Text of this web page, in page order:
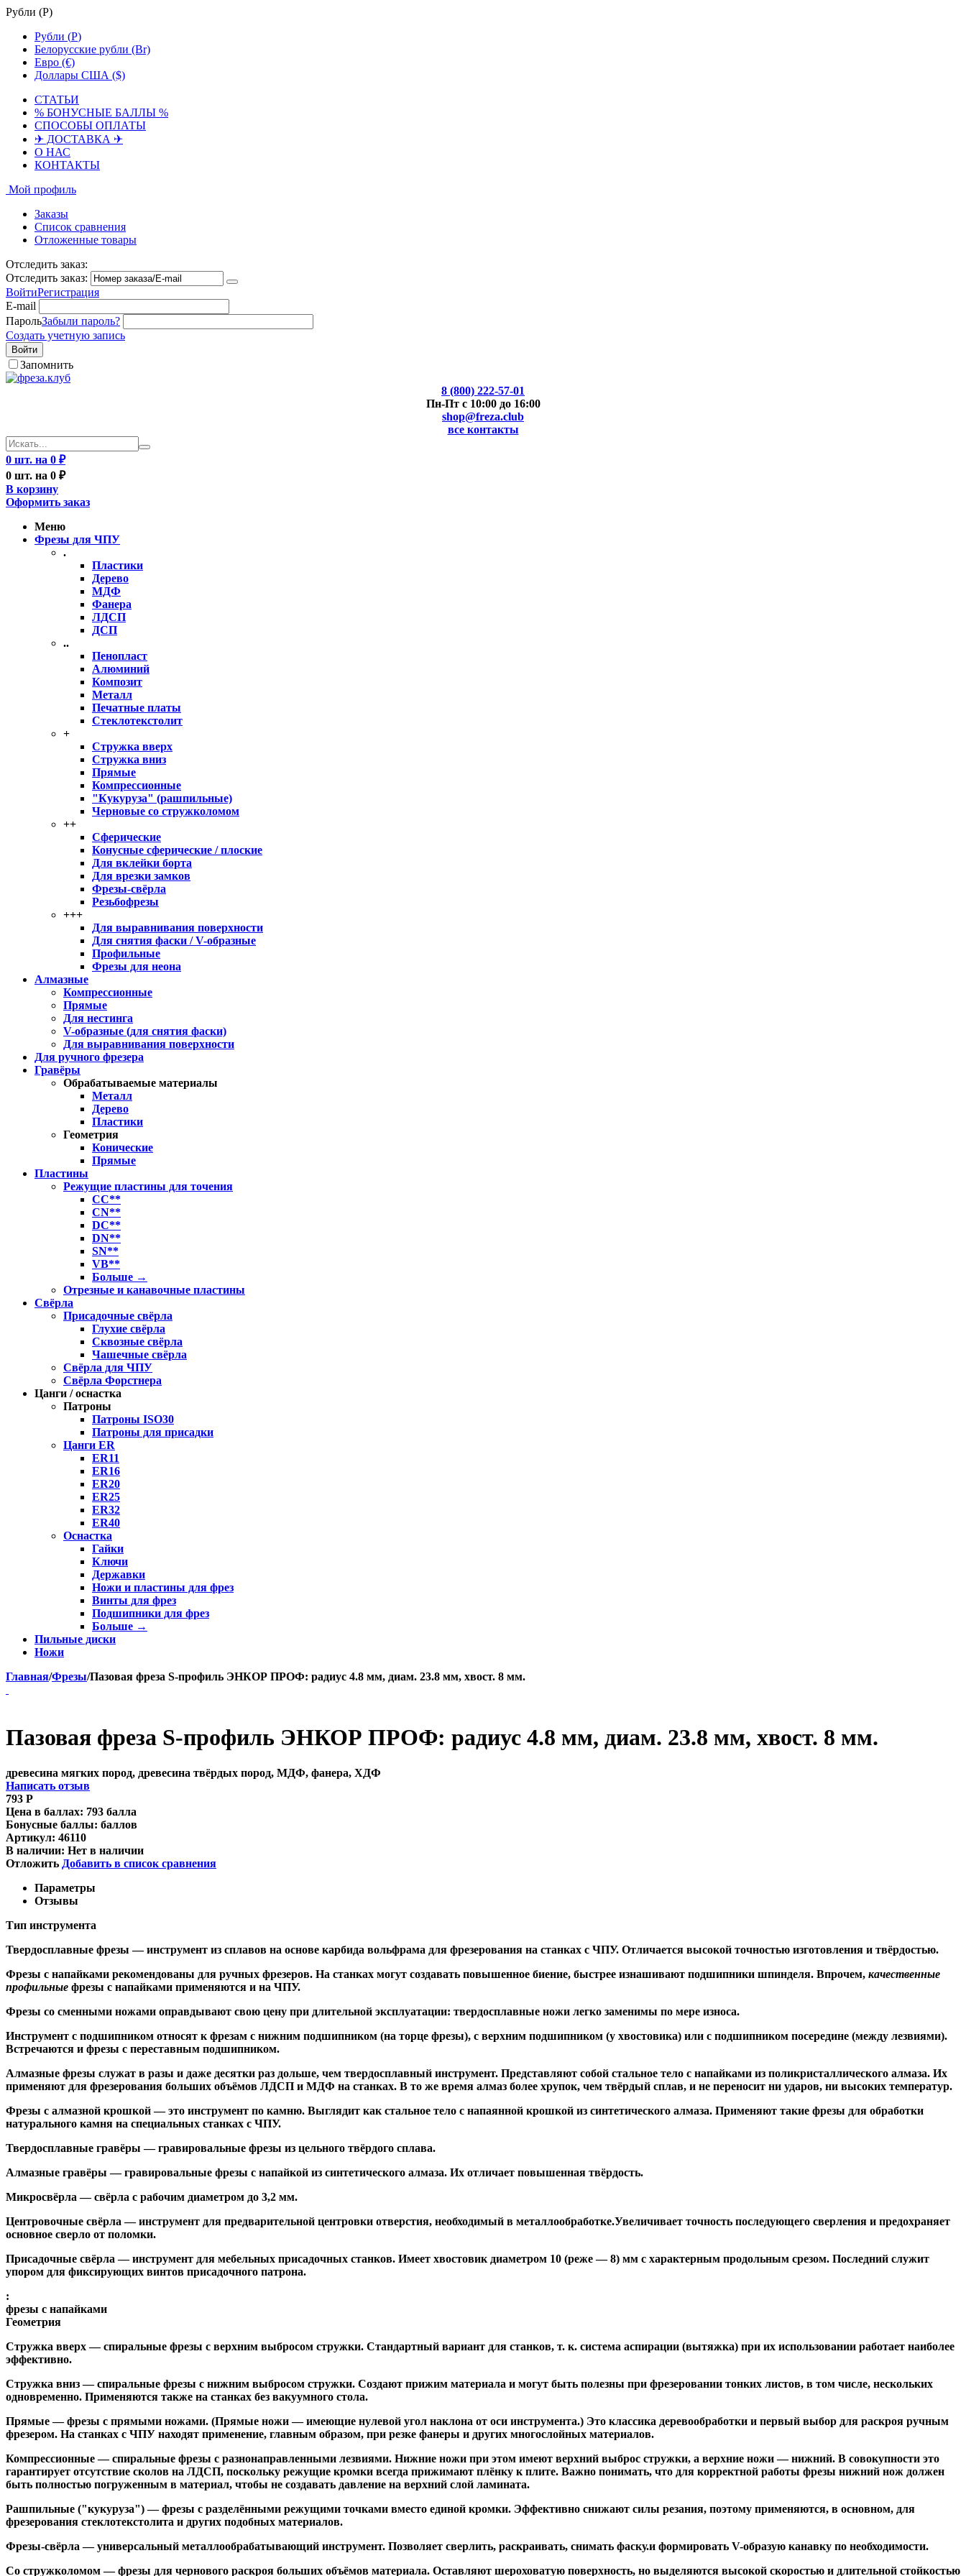
Рубли (Р)
Рубли (Р)
Белорусские рубли (Br)
Евро (€)
Доллары США ($)
СТАТЬИ
% БОНУСНЫЕ БАЛЛЫ %
СПОСОБЫ ОПЛАТЫ
✈ ДОСТАВКА ✈
О НАС
КОНТАКТЫ
Мой профиль
Заказы
Список сравнения
Отложенные товары
Отследить заказ:
Отследить заказ:
ВойтиРегистрация
E-mail
ПарольЗабыли пароль?
Создать учетную запись
Войти
Запомнить
8 (800) 222-57-01
Пн-Пт с 10:00 до 16:00
shop@freza.club
все контакты
0 шт. на 0 ₽
0 шт. на 0 ₽
В корзину
Оформить заказ
Меню
Фрезы для ЧПУ
.
Пластики
Дерево
МДФ
Фанера
ЛДСП
ДСП
..
Пенопласт
Алюминий
Композит
Металл
Печатные платы
Стеклотекстолит
+
Стружка вверх
Стружка вниз
Прямые
Компрессионные
"Кукуруза" (рашпильные)
Черновые со стружколомом
++
Сферические
Конусные сферические / плоские
Для вклейки борта
Для врезки замков
Фрезы-свёрла
Резьбофрезы
+++
Для выравнивания поверхности
Для снятия фаски / V-образные
Профильные
Фрезы для неона
Алмазные
Компрессионные
Прямые
Для нестинга
V-образные (для снятия фаски)
Для выравнивания поверхности
Для ручного фрезера
Гравёры
Обрабатываемые материалы
Металл
Дерево
Пластики
Геометрия
Конические
Прямые
Пластины
Режущие пластины для точения
CC**
CN**
DC**
DN**
SN**
VB**
Больше →
Отрезные и канавочные пластины
Свёрла
Присадочные свёрла
Глухие свёрла
Сквозные свёрла
Чашечные свёрла
Свёрла для ЧПУ
Свёрла Форстнера
Цанги / оснастка
Патроны
Патроны ISO30
Патроны для присадки
Цанги ER
ER11
ER16
ER20
ER25
ER32
ER40
Оснастка
Гайки
Ключи
Державки
Ножи и пластины для фрез
Винты для фрез
Подшипники для фрез
Больше →
Пильные диски
Ножи
Главная/Фрезы/Пазовая фреза S-профиль ЭНКОР ПРОФ: радиус 4.8 мм, диам. 23.8 мм, хвост. 8 мм.
Пазовая фреза S-профиль ЭНКОР ПРОФ: радиус 4.8 мм, диам. 23.8 мм, хвост. 8 мм.
древесина мягких пород, древесина твёрдых пород, МДФ, фанера, ХДФ
Написать отзыв
793 Р
Цена в баллах: 793 балла
Бонусные баллы: баллов
Артикул: 46110
В наличии: Нет в наличии
Отложить Добавить в список сравнения
Параметры
Отзывы
Тип инструмента
Твердосплавные фрезы — инструмент из сплавов на основе карбида вольфрама для фрезерования на станках с ЧПУ. Отличается высокой точностью изготовления и твёрдостью.
Фрезы с напайками рекомендованы для ручных фрезеров. На станках могут создавать повышенное биение, быстрее изнашивают подшипники шпинделя. Впрочем, качественные
профильные фрезы с напайками применяются и на ЧПУ.
Фрезы со сменными ножами оправдывают свою цену при длительной эксплуатации: твердосплавные ножи легко заменимы по мере износа.
Инструмент с подшипником относят к фрезам с нижним подшипником (на торце фрезы), с верхним подшипником (у хвостовика) или с подшипником посередине (между лезвиями).
Встречаются и фрезы с переставным подшипником.
Алмазные фрезы служат в разы и даже десятки раз дольше, чем твердосплавный инструмент. Представляют собой стальное тело с напайками из поликристаллического алмаза. Их
применяют для фрезерования больших объёмов ЛДСП и МДФ на станках. В то же время алмаз более хрупок, чем твёрдый сплав, и не переносит ни ударов, ни высоких температур.
Фрезы с алмазной крошкой— это инструмент по камню. Выглядит как стальное тело с напаянной крошкой из синтетического алмаза. Применяют такие фрезы для обработки
натурального камня на специальных станках с ЧПУ.
Твердосплавные гравёры — гравировальные фрезы из цельного твёрдого сплава.
Алмазные гравёры — гравировальные фрезы с напайкой из синтетического алмаза. Их отличает повышенная твёрдость.
Микросвёрла — свёрла с рабочим диаметром до 3,2 мм.
Центровочные свёрла — инструмент для предварительной центровки отверстия, необходимый в металлообработке.Увеличивает точность последующего сверления и предохраняет
основное сверло от поломки.
Присадочные свёрла — инструмент для мебельных присадочных станков. Имеет хвостовик диаметром 10 (реже — 8) мм с характерным продольным срезом. Последний служит
упором для фиксирующих винтов присадочного патрона.
:
фрезы с напайками
Геометрия
Стружка вверх— спиральные фрезы с верхним выбросом стружки. Стандартный вариант для станков, т. к. система аспирации (вытяжка) при их использовании работает наиболее
эффективно.
Стружка вниз— спиральные фрезы с нижним выбросом стружки. Создают прижим материала и могут быть полезны при фрезеровании тонких листов, в том числе, нескольких
одновременно. Применяются также на станках без вакуумного стола.
Прямые— фрезы с прямыми ножами. (Прямые ножи — имеющие нулевой угол наклона от оси инструмента.) Это классика деревообработки и первый выбор для раскроя ручным
фрезером. На станках с ЧПУ находят применение, главным образом, при резке фанеры и других многослойных материалов.
Компрессионные— спиральные фрезы с разнонаправленными лезвиями. Нижние ножи при этом имеют верхний выброс стружки, а верхние ножи — нижний. В совокупности это
гарантирует отсутствие сколов на ЛДСП, поскольку режущие кромки всегда прижимают плёнку к плите. Важно понимать, что для корректной работы фрезы нижний нож должен
быть полностью погруженным в материал, чтобы не создавать давление на верхний слой ламината.
Рашпильные ("кукуруза")— фрезы с разделёнными режущими точками вместо единой кромки. Эффективно снижают силы резания, поэтому применяются, в основном, для
фрезерования стеклотекстолита и других подобных материалов.
Фрезы-свёрла — универсальный металлообрабатывающий инструмент. Позволяет сверлить, раскраивать, снимать фаску.и формировать V-образую канавку по необходимости.
Со стружколомом— фрезы для чернового раскроя больших объёмов материала. Оставляют шероховатую поверхность, но выделяются высокой скоростью и длительной стойкостью